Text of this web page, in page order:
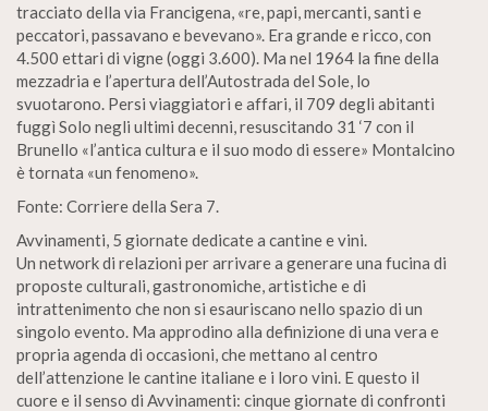
tracciato della via Francigena, «re, papi, mercanti, santi e
peccatori, passavano e bevevano». Era grande e ricco, con
4.500 ettari di vigne (oggi 3.600). Ma nel 1964 la fine della
mezzadria e l’apertura dell’Autostrada del Sole, lo
svuotarono. Persi viaggiatori e affari, il 709 degli abitanti
fuggì Solo negli ultimi decenni, resuscitando 31 ‘7 con il
Brunello «l’antica cultura e il suo modo di essere» Montalcino
è tornata «un fenomeno».
Fonte: Corriere della Sera 7.
Avvinamenti, 5 giornate dedicate a cantine e vini.
Un network di relazioni per arrivare a generare una fucina di
proposte culturali, gastronomiche, artistiche e di
intrattenimento che non si esauriscano nello spazio di un
singolo evento. Ma approdino alla definizione di una vera e
propria agenda di occasioni, che mettano al centro
dell’attenzione le cantine italiane e i loro vini. E questo il
cuore e il senso di Avvinamenti: cinque giornate di confronti